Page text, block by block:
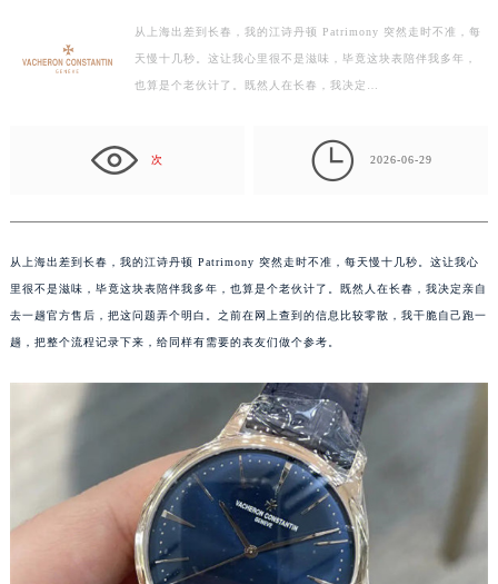
从上海出差到长春，我的江诗丹顿 Patrimony 突然走时不准，每
天慢十几秒。这让我心里很不是滋味，毕竟这块表陪伴我多年，
也算是个老伙计了。既然人在长春，我决定…
次  2026-06-29
从上海出差到长春，我的江诗丹顿 Patrimony 突然走时不准，每天慢十几秒。这让我心
里很不是滋味，毕竟这块表陪伴我多年，也算是个老伙计了。既然人在长春，我决定亲自
去一趟官方售后，把这问题弄个明白。之前在网上查到的信息比较零散，我干脆自己跑一
趟，把整个流程记录下来，给同样有需要的表友们做个参考。